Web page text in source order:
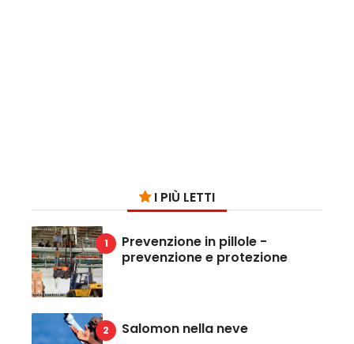
I PIÙ LETTI
Prevenzione in pillole -
prevenzione e protezione
Salomon nella neve